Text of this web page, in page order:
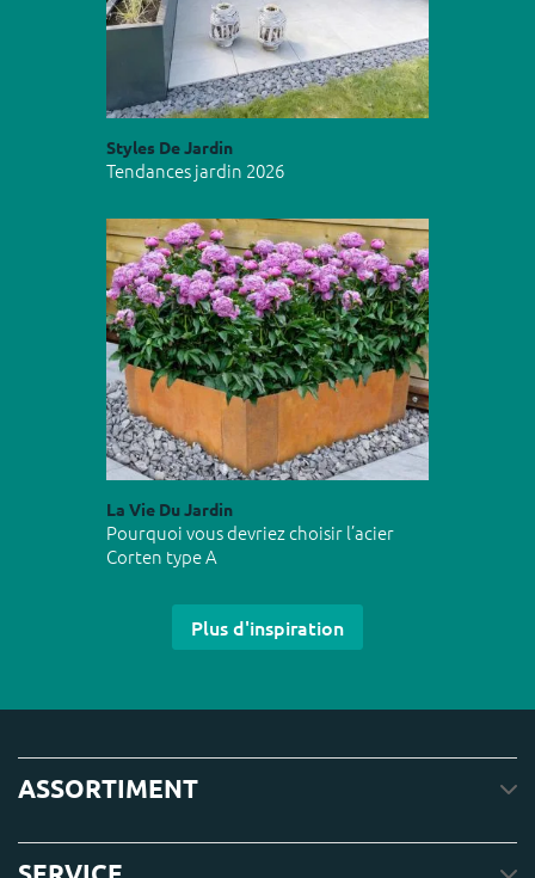
Styles De Jardin
Tendances jardin 2026
La Vie Du Jardin
Pourquoi vous devriez choisir l’acier
Corten type A
Plus d'inspiration
ASSORTIMENT